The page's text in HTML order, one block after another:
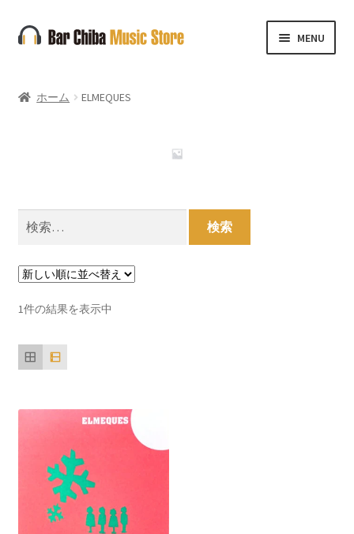
ナ
ビ
ー
キ
ッ
コ
ン
ン
プ
MENU
ホーム ELMEQUES
検
索:
1件の結果を表示中